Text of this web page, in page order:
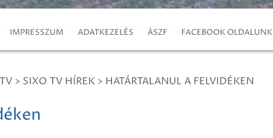
IMPRESSZUM ADATKEZELÉS ÁSZF FACEBOOK OLDALUNK
> SIXO TV HÍREK > HATÁRTALANUL A FELVIDÉKEN